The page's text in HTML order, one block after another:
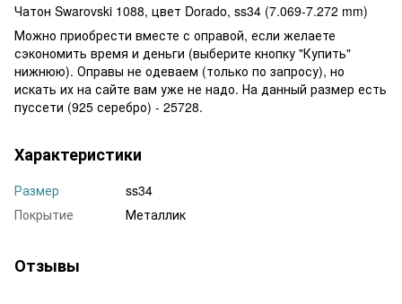
Чатон Swarovski 1088, цвет Dorado, ss34 (7.069-7.272 mm)
Можно приобрести вместе с оправой, если желаете
сэкономить время и деньги (выберите кнопку "Купить"
нижнюю). Оправы не одеваем (только по запросу), но
искать их на сайте вам уже не надо. На данный размер есть
пуссети (925 серебро) - 25728.
Характеристики
Размер
ss34
Покрытие
Металлик
Отзывы